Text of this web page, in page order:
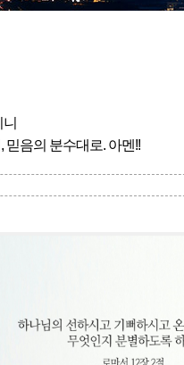
믿음의 분수대로. 아멘!!